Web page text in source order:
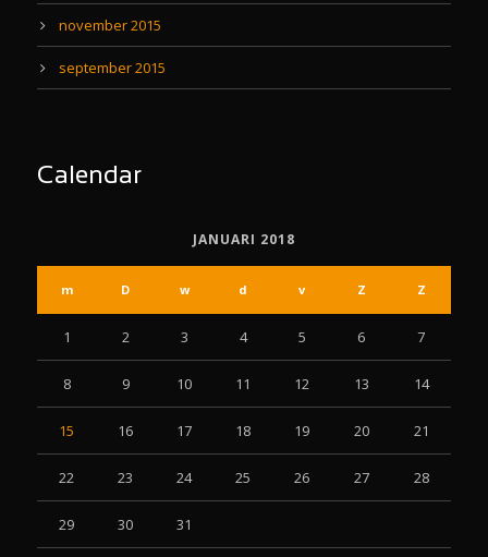
november 2015
september 2015
Calendar
JANUARI 2018
m D w d v Z Z
1 2 3 4 5 6 7
8 9 10 11 12 13 14
15 16 17 18 19 20 21
22 23 24 25 26 27 28
29 30 31